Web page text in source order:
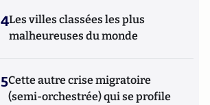
4Les villes classées les plus
malheureuses du monde
5Cette autre crise migratoire
(semi-orchestrée) qui se profile